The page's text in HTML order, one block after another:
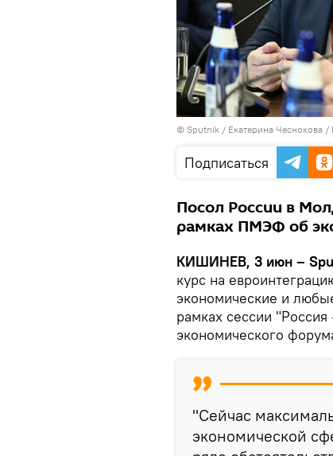
© Sputnik / Екатерина Чеснокова /
Подписаться
Посол России в
рамках ПМЭФ об
КИШИНЕВ, 3 июн –
курс на
экономические и
рамках сессии
экономического
"Сейчас
экономической